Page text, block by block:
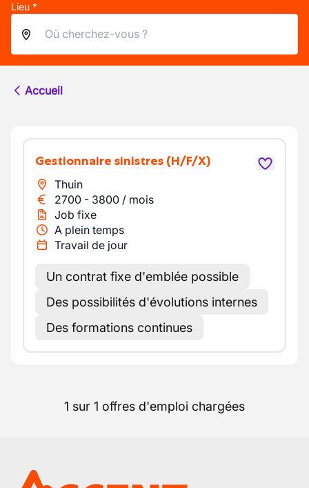
Lieu *
Accueil
Gestionnaire sinistres (H/F/X)
Thuin
2700 - 3800 / mois
Job fixe
A plein temps
Travail de jour
Un contrat fixe d'emblée possible
Des possibilités d'évolutions internes
Des formations continues
1 sur 1 offres d'emploi chargées